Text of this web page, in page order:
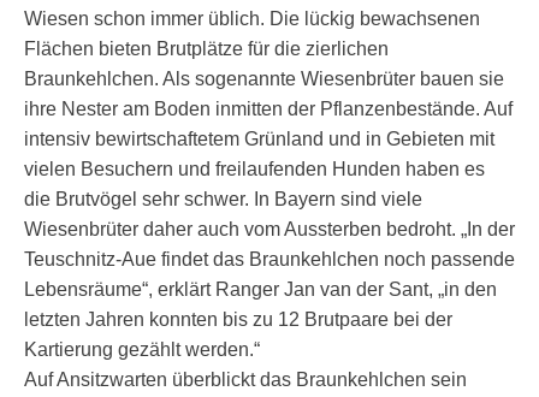
Wiesen schon immer üblich. Die lückig bewachsenen
Flächen bieten Brutplätze für die zierlichen
Braunkehlchen. Als sogenannte Wiesenbrüter bauen sie
ihre Nester am Boden inmitten der Pflanzenbestände. Auf
intensiv bewirtschaftetem Grünland und in Gebieten mit
vielen Besuchern und freilaufenden Hunden haben es
die Brutvögel sehr schwer. In Bayern sind viele
Wiesenbrüter daher auch vom Aussterben bedroht. „In der
Teuschnitz-Aue findet das Braunkehlchen noch passende
Lebensräume“, erklärt Ranger Jan van der Sant, „in den
letzten Jahren konnten bis zu 12 Brutpaare bei der
Kartierung gezählt werden.“
Auf Ansitzwarten überblickt das Braunkehlchen sein